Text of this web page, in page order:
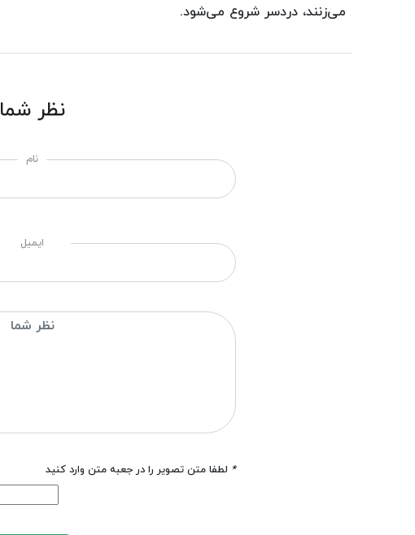
می‌زنند، دردسر شروع می‌شود.
نظر شما
نام
ایمیل
* لطفا متن تصویر را در جعبه متن وارد کنید